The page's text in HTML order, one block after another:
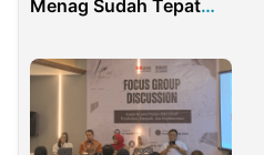
Menag Sudah Tepat